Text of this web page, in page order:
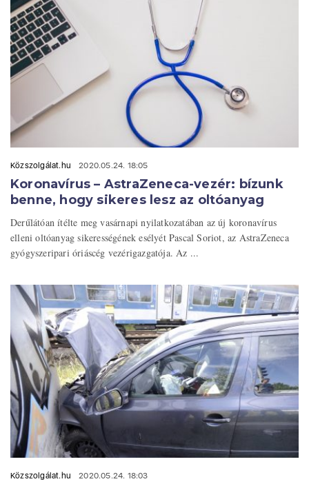
Közszolgálat.hu 2020.05.24. 18:05
Koronavírus – AstraZeneca-vezér: bízunk
benne, hogy sikeres lesz az oltóanyag
Derűlátóan ítélte meg vasárnapi nyilatkozatában az új koronavírus
elleni oltóanyag sikerességének esélyét Pascal Soriot, az AstraZeneca
gyógyszeripari óriáscég vezérigazgatója. Az ...
Közszolgálat.hu 2020.05.24. 18:03